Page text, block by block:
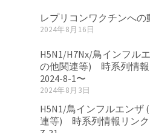
レプリコンワクチンへの
2024年8月16日
H5N1/H7Nx/鳥インフル
の他関連等) 時系列情
2024-8-1〜
2024年8月3日
H5N1/鳥インフルエンザ
連等) 時系列情報リンク